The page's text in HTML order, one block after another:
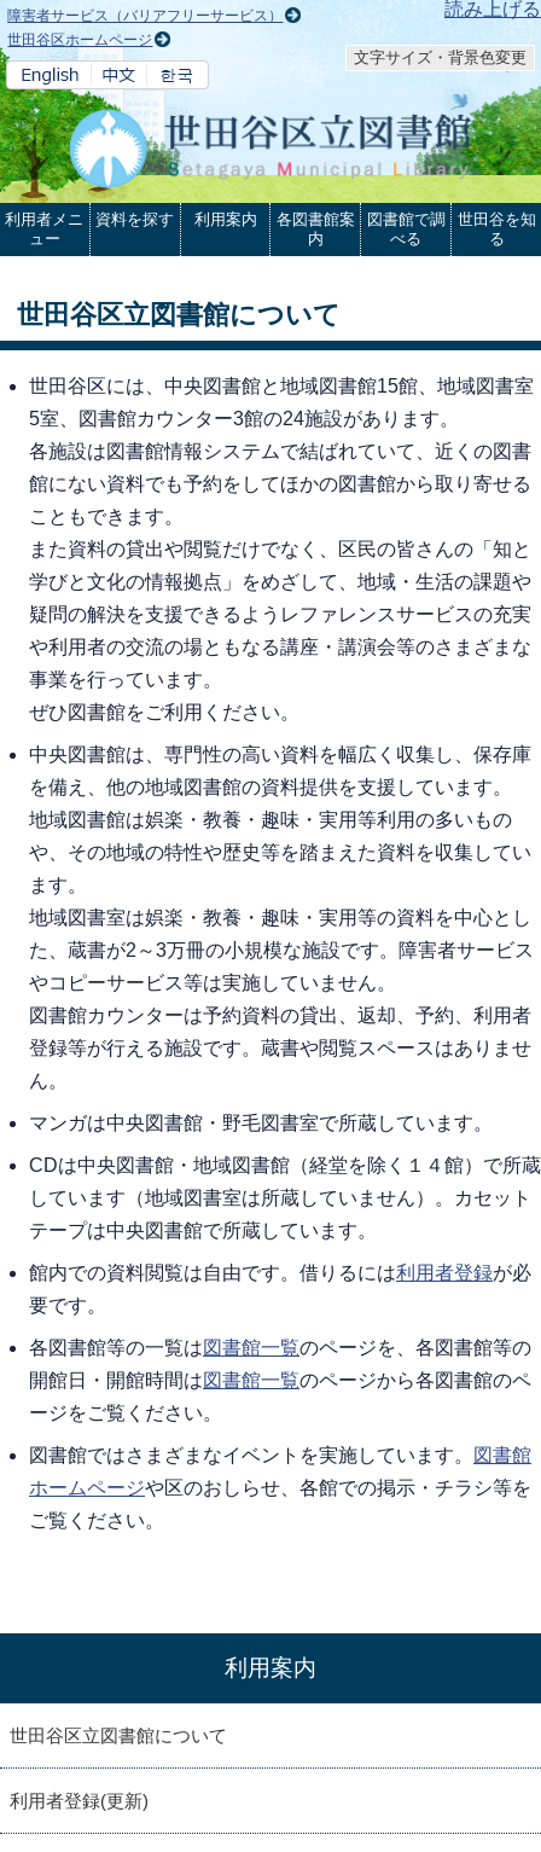
本文へ 読み上げる
障害者サービス（バリアフリーサービス）
世田谷区ホームページ
文字サイズ・背景色変更
利用者メニ
ュー
資料を探す 利用案内
各図書館案
内
図書館で調
べる
世田谷を知
る
世田谷区立図書館について
世田谷区には、中央図書館と地域図書館15館、地域図書室
5室、図書館カウンター3館の24施設があります。
各施設は図書館情報システムで結ばれていて、近くの図書
館にない資料でも予約をしてほかの図書館から取り寄せる
こともできます。
また資料の貸出や閲覧だけでなく、区民の皆さんの「知と
学びと文化の情報拠点」をめざして、地域・生活の課題や
疑問の解決を支援できるようレファレンスサービスの充実
や利用者の交流の場ともなる講座・講演会等のさまざまな
事業を行っています。
ぜひ図書館をご利用ください。
中央図書館は、専門性の高い資料を幅広く収集し、保存庫
を備え、他の地域図書館の資料提供を支援しています。
地域図書館は娯楽・教養・趣味・実用等利用の多いもの
や、その地域の特性や歴史等を踏まえた資料を収集してい
ます。
地域図書室は娯楽・教養・趣味・実用等の資料を中心とし
た、蔵書が2～3万冊の小規模な施設です。障害者サービス
やコピーサービス等は実施していません。
図書館カウンターは予約資料の貸出、返却、予約、利用者
登録等が行える施設です。蔵書や閲覧スペースはありませ
ん。
マンガは中央図書館・野毛図書室で所蔵しています。
CDは中央図書館・地域図書館（経堂を除く１４館）で所蔵
しています（地域図書室は所蔵していません）。カセット
テープは中央図書館で所蔵しています。
館内での資料閲覧は自由です。借りるには利用者登録が必
要です。
各図書館等の一覧は図書館一覧のページを、各図書館等の
開館日・開館時間は図書館一覧のページから各図書館のペ
ージをご覧ください。
図書館ではさまざまなイベントを実施しています。
図書館
ホームページや区のおしらせ、各館での掲示・チラシ等を
ご覧ください。
利用案内
世田谷区立図書館について
利用者登録(更新)